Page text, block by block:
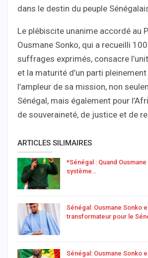
dans le destin du peuple
Le plébiscite unanime accordé au
Ousmane Sonko, qui a recueilli
suffrages exprimés, consacre
et la maturité d’un parti
l’ampleur de sa mission, non
Sénégal, mais également pour
de souveraineté, de justice et de
ARTICLES SILIMAIRES
*Sénégal : Quand
système…
Sénégal: Ousmane Sonko
transformateur pour le
Sénégal: Ousmane Sonko